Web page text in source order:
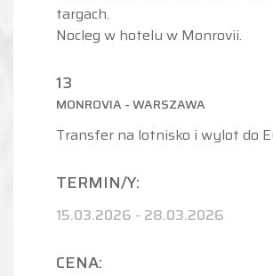
targach.
Nocleg w hotelu w Monrovii.
13
MONROVIA - WARSZAWA
Transfer na lotnisko i wylot do
TERMIN/Y:
15.03.2026 - 28.03.2026
CENA: